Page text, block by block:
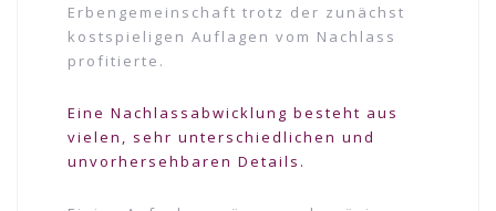
Erbengemeinschaft trotz der zunächst
kostspieligen Auflagen vom Nachlass
profitierte.
Eine Nachlassabwicklung besteht aus
vielen, sehr unterschiedlichen und
unvorhersehbaren Details.